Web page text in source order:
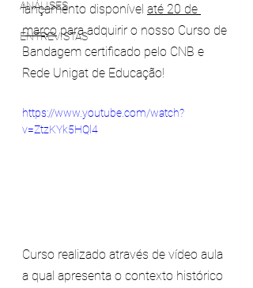
ANÁLISES
ENTREVISTAS
lançamento disponível até 20 de
março para adquirir o nosso Curso de
Bandagem certificado pelo CNB e
Rede Unigat de Educação!
https://www.youtube.com/watch?
v=ZtzKYk5HQl4
Curso realizado através de vídeo aula
a qual apresenta o contexto histórico